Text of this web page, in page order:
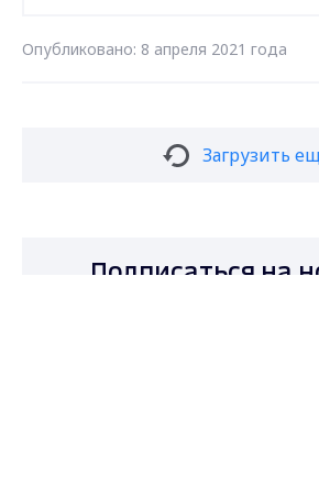
Опубликовано: 8 апреля 2021 года
Загрузить
Подписаться на